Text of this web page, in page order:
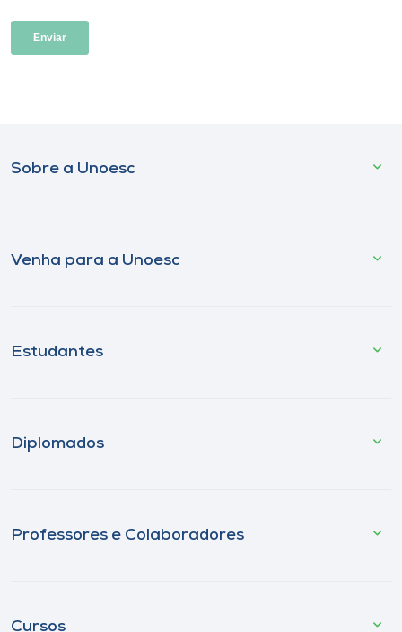
Sobre a Unoesc
Venha para a Unoesc
Estudantes
Diplomados
Professores e Colaboradores
Cursos